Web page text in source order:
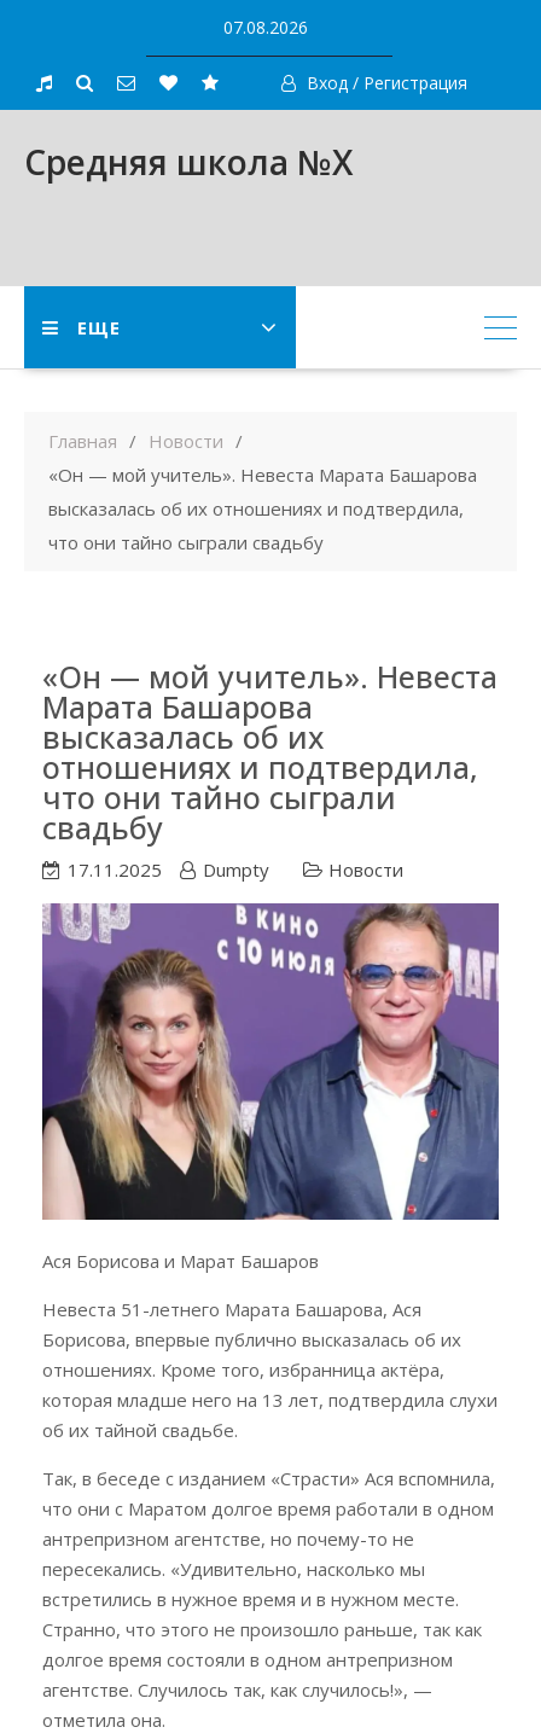
content
07.08.2026
Вход / Регистрация
Средняя школа №X
ЕЩЕ
Главная
Новости
«Он — мой учитель». Невеста Марата Башарова
высказалась об их отношениях и подтвердила,
что они тайно сыграли свадьбу
«Он — мой учитель». Невеста
Марата Башарова
высказалась об их
отношениях и подтвердила,
что они тайно сыграли
свадьбу
17.11.2025 Dumpty Новости
Ася Борисова и Марат Башаров
Невеста 51-летнего Марата Башарова, Ася
Борисова, впервые публично высказалась об их
отношениях. Кроме того, избранница актёра,
которая младше него на 13 лет, подтвердила слухи
об их тайной свадьбе.
Так, в беседе с изданием «Страсти» Ася вспомнила,
что они с Маратом долгое время работали в одном
антрепризном агентстве, но почему-то не
пересекались. «Удивительно, насколько мы
встретились в нужное время и в нужном месте.
Странно, что этого не произошло раньше, так как
долгое время состояли в одном антрепризном
агентстве. Случилось так, как случилось!», —
отметила она.